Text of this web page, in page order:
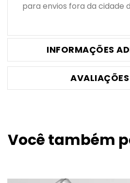
para envios fora da cidade
INFORMAÇÕES
Você também